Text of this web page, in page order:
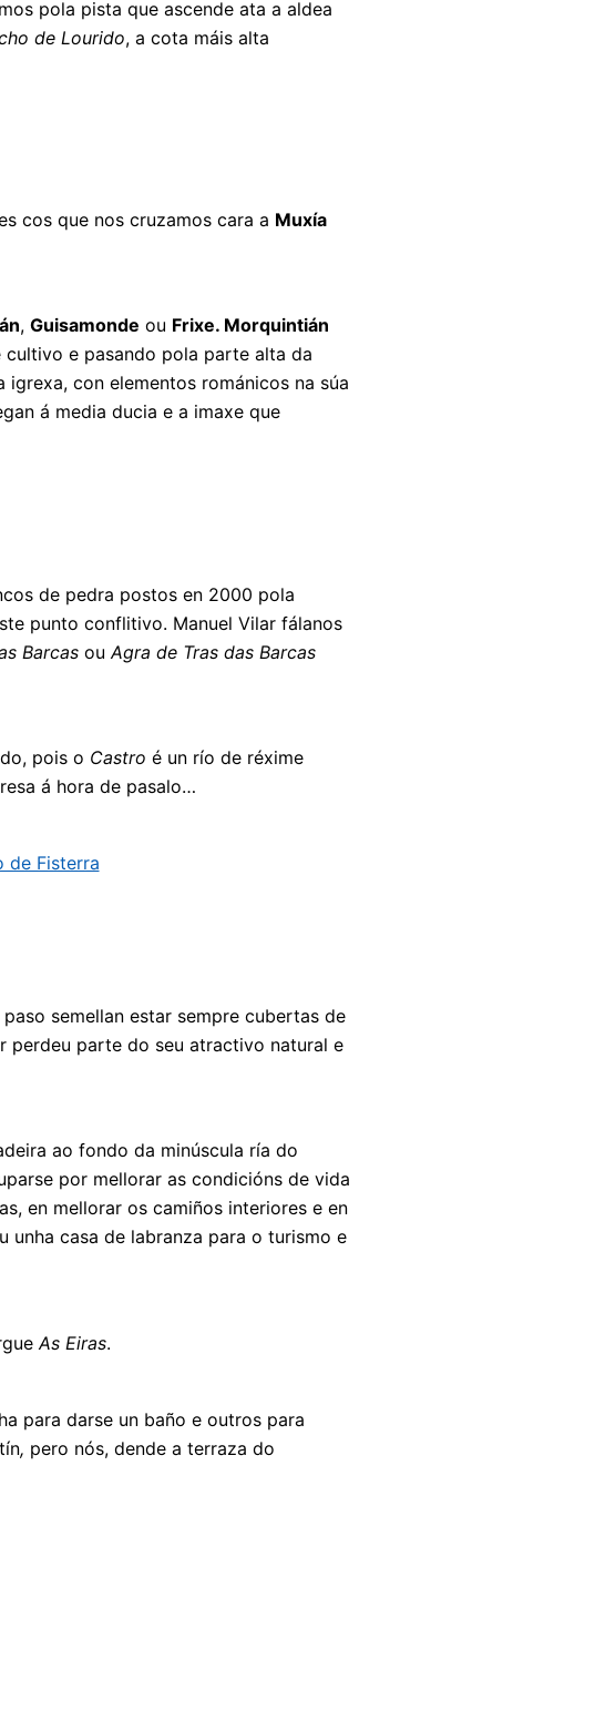
pola pista que ascende ata a aldea
de Lourido, a cota máis alta
cos que nos cruzamos cara a Muxía
, Guisamonde ou Frixe. Morquintián
e pasando pola parte alta da
con elementos románicos na súa
á media ducia e a imaxe que
de pedra postos en 2000 pola
punto conflitivo. Manuel Vilar fálanos
Barcas ou Agra de Tras das Barcas
pois o Castro é un río de réxime
á hora de pasalo…
semellan estar sempre cubertas de
perdeu parte do seu atractivo natural e
ao fondo da minúscula ría do
por mellorar as condicións de vida
en mellorar os camiños interiores e en
casa de labranza para o turismo e
As Eiras.
para darse un baño e outros para
, pero nós, dende a terraza do